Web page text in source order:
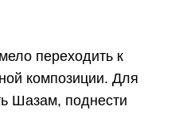
переходить к
композиции. Для
Шазам, поднести